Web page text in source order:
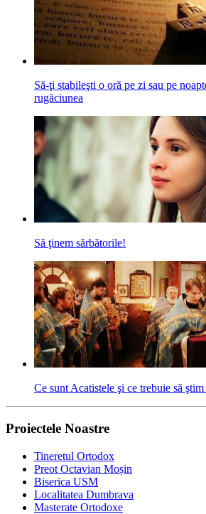
Să-ţi stabileşti o oră pe zi sau pe
rugăciunea
Să ţinem sărbătorile!
Ce sunt Acatistele şi ce trebuie să ştim
Proiectele Noastre
Tineretul Ortodox
Preot Octavian Moșin
Biserica USM
Localitatea Dumbrava
Masterate Ortodoxe